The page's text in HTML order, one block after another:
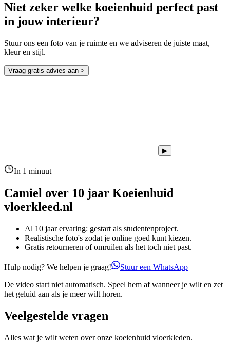
Niet zeker welke koeienhuid perfect past
in jouw interieur?
Stuur ons een foto van je ruimte en we adviseren de juiste maat,
kleur en stijl.
Vraag gratis advies aan->
▶
In 1 minuut
Camiel over 10 jaar Koeienhuid
vloerkleed.nl
Al 10 jaar ervaring: gestart als studentenproject.
Realistische foto's zodat je online goed kunt kiezen.
Gratis retourneren of omruilen als het toch niet past.
Hulp nodig? We helpen je graag!
Stuur een WhatsApp
De video start niet automatisch. Speel hem af wanneer je wilt en zet
het geluid aan als je meer wilt horen.
Veelgestelde vragen
Alles wat je wilt weten over onze koeienhuid vloerkleden.